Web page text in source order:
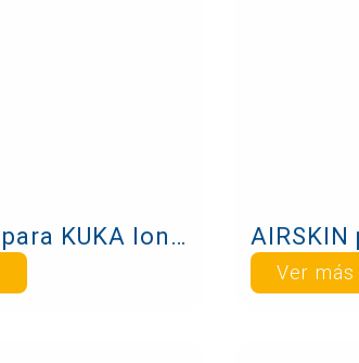
AIRSKIN para KUKA Iontec
Ver más